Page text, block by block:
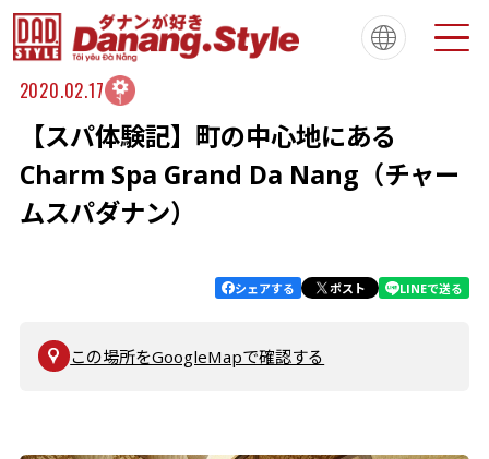
Tiếng Việt 한국
简体中文
繁體中文
English
français
Español
Aboutダナンスタイルについて
2020.02.17
【スパ体験記】町の中心地にある
Charm Spa Grand Da Nang（チャー
ムスパダナン）
シェアする ポスト LINEで送る
この場所をGoogleMapで確認する